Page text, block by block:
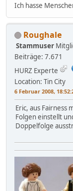
Ich hasse
Roughale
Stammuser
Beiträge: 7.671
HURZ Experte
Location: Tin City
6 Februar 2008,
Eric, aus Fairness
Folgen einstellt
Doppelfolge